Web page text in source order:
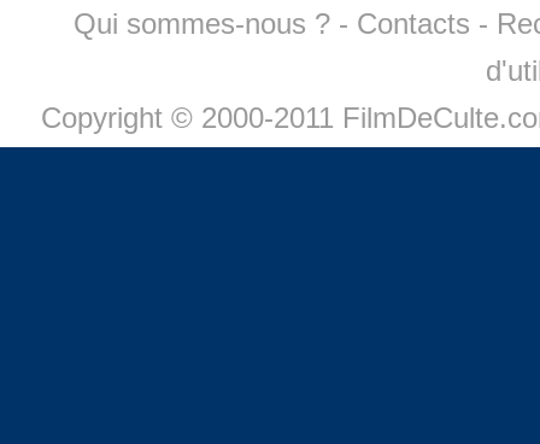
Qui sommes-nous ? - Contacts -
Copyright © 2000-2011